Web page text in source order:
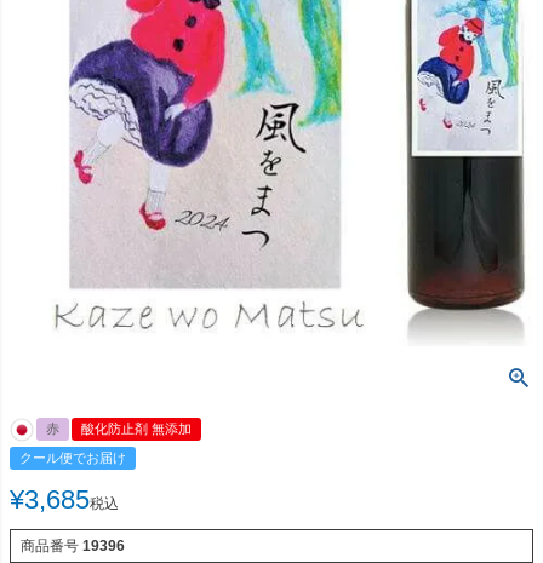
赤
酸化防止剤 無添加
クール便でお届け
¥3,685税込
商品番号 19396